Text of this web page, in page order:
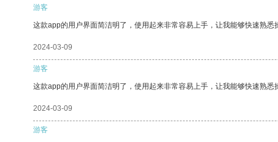
游客
这款app的用户界面简洁明了，使用起来非常容易上手，让我能够快速熟悉
2024-03-09
游客
这款app的用户界面简洁明了，使用起来非常容易上手，让我能够快速熟悉
2024-03-09
游客